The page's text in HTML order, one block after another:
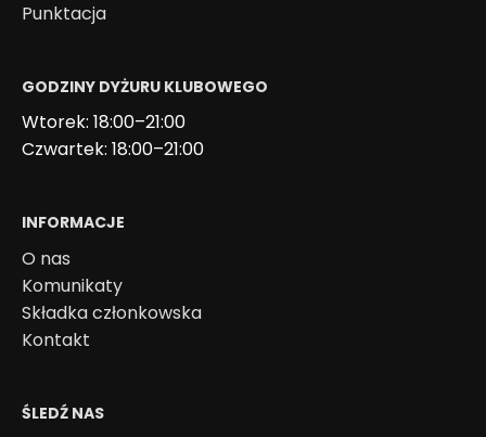
Punktacja
GODZINY DYŻURU KLUBOWEGO
Wtorek: 18:00–21:00
Czwartek: 18:00–21:00
INFORMACJE
O nas
Komunikaty
Składka członkowska
Kontakt
ŚLEDŹ NAS